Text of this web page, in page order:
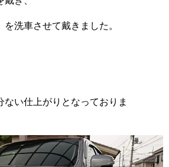
洗車させて戴きました。
ない仕上がりとなっておりま